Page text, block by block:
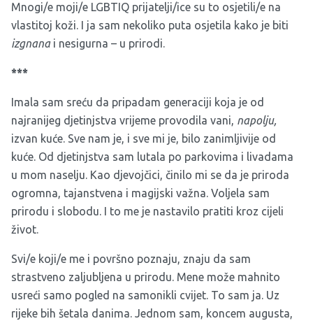
Mnogi/e moji/e LGBTIQ prijatelji/ice su to osjetili/e na
vlastitoj koži. I ja sam nekoliko puta osjetila kako je biti
izgnana i nesigurna – u prirodi.
***
Imala sam sreću da pripadam generaciji koja je od
najranijeg djetinjstva vrijeme provodila vani, napolju,
izvan kuće. Sve nam je, i sve mi je, bilo zanimljivije od
kuće. Od djetinjstva sam lutala po parkovima i livadama
u mom naselju. Kao djevojčici, činilo mi se da je priroda
ogromna, tajanstvena i magijski važna. Voljela sam
prirodu i slobodu. I to me je nastavilo pratiti kroz cijeli
život.
Svi/e koji/e me i površno poznaju, znaju da sam
strastveno zaljubljena u prirodu. Mene može mahnito
usreći samo pogled na samonikli cvijet. To sam ja. Uz
rijeke bih šetala danima. Jednom sam, koncem augusta,